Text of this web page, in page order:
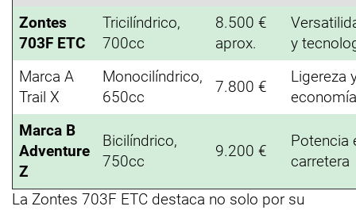
Zontes
703F ETC
Tricilíndrico,
700cc
8.500 €
aprox.
y
Marca A
Trail X
Monocilíndrico,
650cc
7.800 €
Ligereza
economía
Marca B
Adventure
Z
Bicilíndrico,
750cc
9.200 €
Potencia
carretera
La Zontes 703F ETC destaca no solo por su